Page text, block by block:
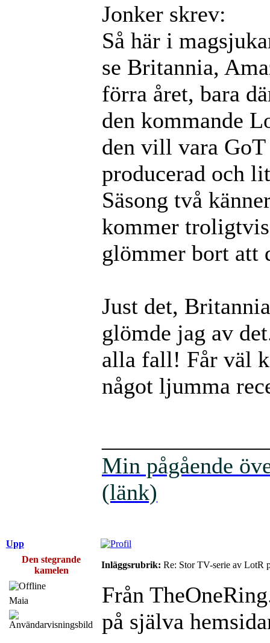
Jonker skrev:
Så här i
se Britannia,
förra året, bara
den kommande
den vill vara
producerad och
Säsong två
kommer
glömmer bort att
Just det,
glömde jag av
alla fall! Får väl
något ljumma
Min pågående
(länk)
Upp
Den stegrande
kamelen
Inläggsrubrik: Re: Stor TV-serie av LotR
Maia
Från
på själva